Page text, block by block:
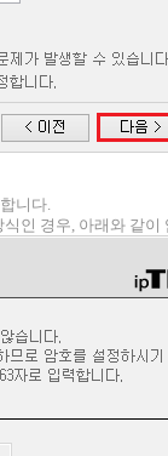
니다.
인 경우, 아래와 같